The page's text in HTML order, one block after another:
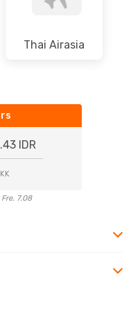
Thai Airasia
IDR
7.08